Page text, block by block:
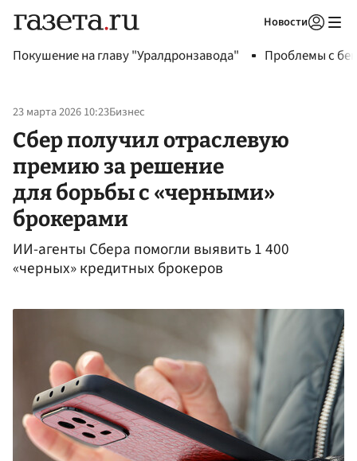
Новости
Покушение на главу "Уралдронзавода" Проблемы с
23 марта 2026 10:23Бизнес
Сбер получил отраслевую
премию за решение
для борьбы с «черными»
брокерами
ИИ-агенты Сбера помогли выявить 1 400
«черных» кредитных брокеров